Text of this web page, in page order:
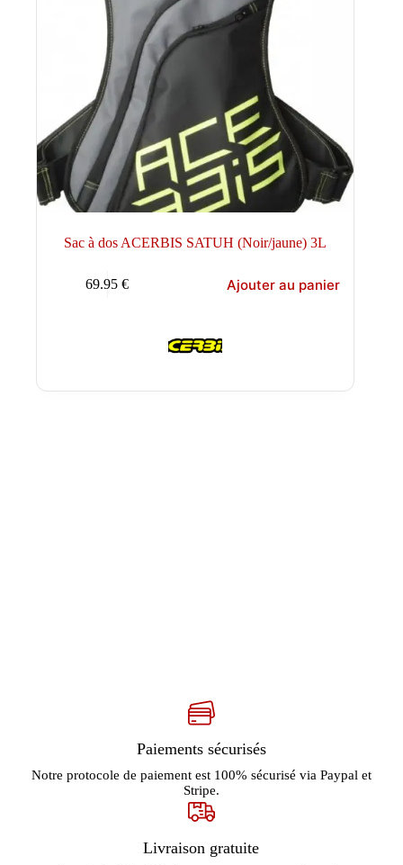
Sac à dos ACERBIS SATUH (Noir/jaune) 3L
69.95€ Ajouter au panier
Paiements sécurisés
Notre protocole de paiement est 100% sécurisé via Paypal et
Stripe.
Livraison gratuite